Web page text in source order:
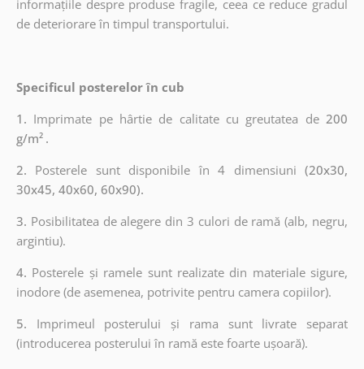
informațiile despre produse fragile, ceea ce reduce gradul
de deteriorare în timpul transportului.
Specificul posterelor în cub
1. Imprimate pe hârtie de calitate cu greutatea de200
g/m² .
2. Posterele sunt disponibile în 4 dimensiuni (20x30,
30x45, 40x60, 60x90).
3. Posibilitatea de alegere din 3 culori de ramă (alb, negru,
argintiu).
4. Posterele și ramele sunt realizate din materiale sigure,
inodore (de asemenea, potrivite pentru camera copiilor).
5. Imprimeul posterului și rama sunt livrate separat
(introducerea posterului în ramă este foarte ușoară).